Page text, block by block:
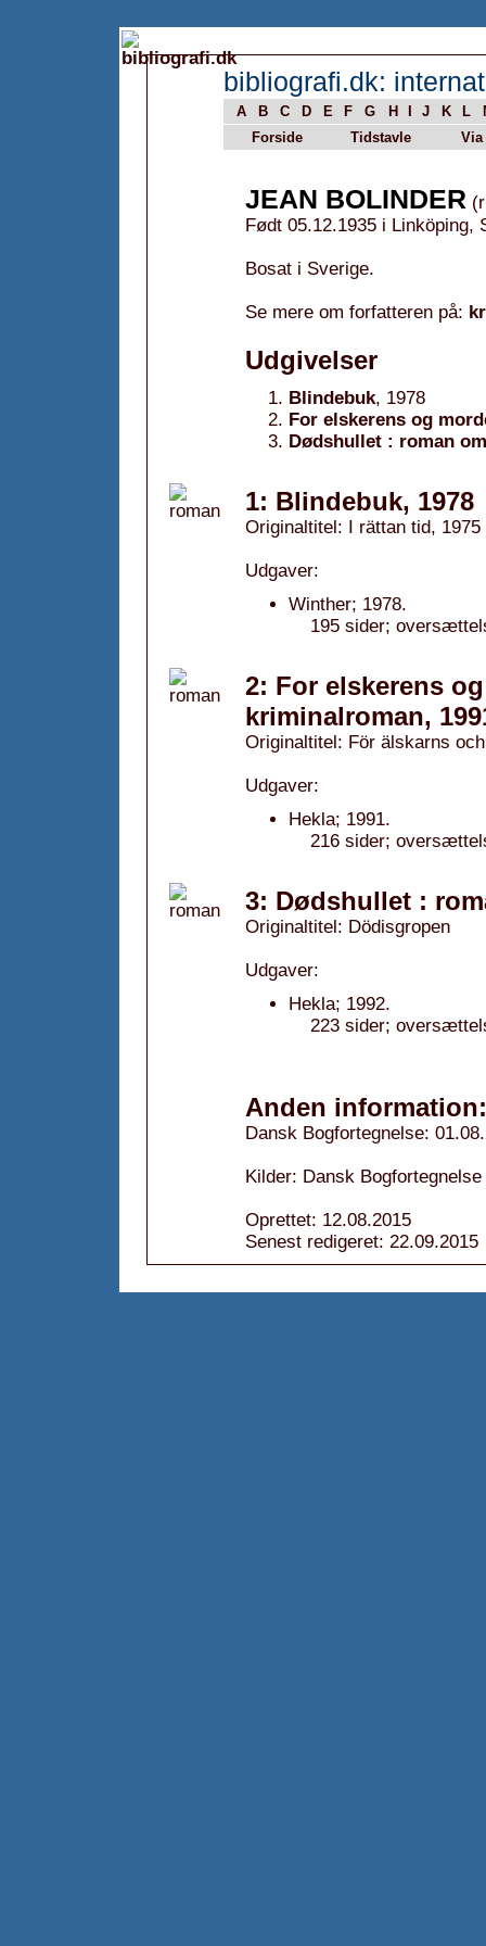
bibliografi.dk:
A B C D E F G H J K L
Forside
Tidstavle Via
JEAN BOLINDER
Født 05.12.1935 i Linköping,
Bosat i Sverige.
Se mere om forfatteren på:
Udgivelser
Blindebuk, 1978
For elskerens og
Dødshullet : roman
1: Blindebuk, 1978
Originaltitel: I rättan tid, 1975
Udgaver:
Winther; 1978.
195 sider;
2: For elskerens
kriminalroman,
Originaltitel: För älskarns
Udgaver:
Hekla; 1991.
216 sider;
3: Dødshullet :
Originaltitel: Dödisgropen
Udgaver:
Hekla; 1992.
223 sider;
Anden information:
Dansk Bogfortegnelse:
Kilder: Dansk Bogfortegnelse
Oprettet: 12.08.2015
Senest redigeret: 22.09.2015